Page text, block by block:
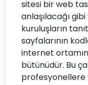
sitesi bir web
anlaşılacağı
kuruluşların
sayfalarının
internet
bütünüdür. Bu
profesyonellere